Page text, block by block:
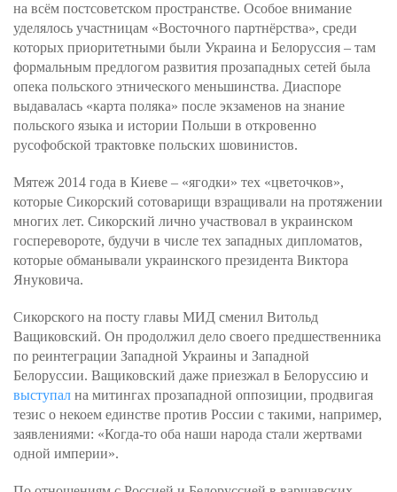
на всём постсоветском пространстве. Особое внимание
уделялось участницам «Восточного партнёрства», среди
которых приоритетными были Украина и Белоруссия – там
формальным предлогом развития прозападных сетей была
опека польского этнического меньшинства. Диаспоре
выдавалась «карта поляка» после экзаменов на знание
польского языка и истории Польши в откровенно
русофобской трактовке польских шовинистов.
Мятеж 2014 года в Киеве – «ягодки» тех «цветочков»,
которые Сикорский сотоварищи взращивали на протяжении
многих лет. Сикорский лично участвовал в украинском
госперевороте, будучи в числе тех западных дипломатов,
которые обманывали украинского президента Виктора
Януковича.
Сикорского на посту главы МИД сменил Витольд
Ващиковский. Он продолжил дело своего предшественника
по реинтеграции Западной Украины и Западной
Белоруссии. Ващиковский даже приезжал в Белоруссию и
выступал на митингах прозападной оппозиции, продвигая
тезис о некоем единстве против России с такими, например,
заявлениями: «Когда-то оба наши народа стали жертвами
одной империи».